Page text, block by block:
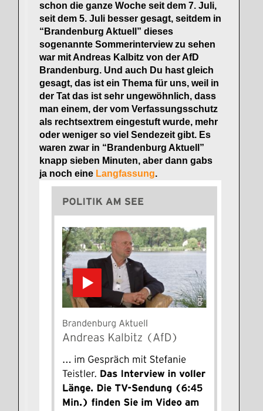
schon die ganze Woche seit dem 7. Juli,
seit dem 5. Juli besser gesagt, seitdem in
“Brandenburg Aktuell” dieses
sogenannte Sommerinterview zu sehen
war mit Andreas Kalbitz von der AfD
Brandenburg. Und auch Du hast gleich
gesagt, das ist ein Thema für uns, weil in
der Tat das ist sehr ungewöhnlich, dass
man einem, der vom Verfassungsschutz
als rechtsextrem eingestuft wurde, mehr
oder weniger so viel Sendezeit gibt. Es
waren zwar in “Brandenburg Aktuell”
knapp sieben Minuten, aber dann gabs
ja noch eine Langfassung.